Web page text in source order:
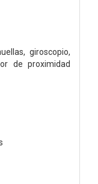
giroscopio,
de proximidad